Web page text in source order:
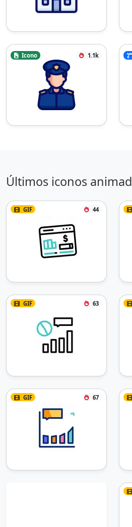
Icono 1.1k
Últimos iconos
GIF 44
GIF 63
GIF 67